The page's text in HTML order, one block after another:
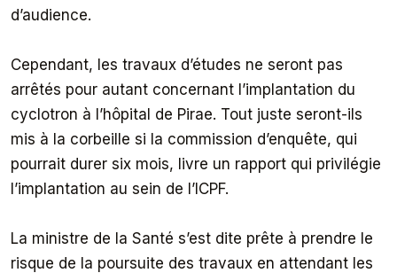
d’audience.
Cependant, les travaux d’études ne seront pas
arrêtés pour autant concernant l’implantation du
cyclotron à l’hôpital de Pirae. Tout juste seront-ils
mis à la corbeille si la commission d’enquête, qui
pourrait durer six mois, livre un rapport qui privilégie
l’implantation au sein de l’ICPF.
La ministre de la Santé s’est dite prête à prendre le
risque de la poursuite des travaux en attendant les